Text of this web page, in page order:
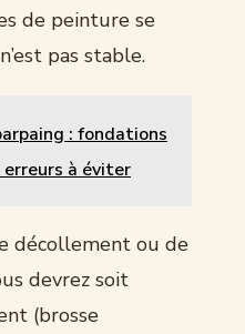
de peinture se
pas stable.
: fondations
à éviter
décollement ou de
devrez soit
(brosse